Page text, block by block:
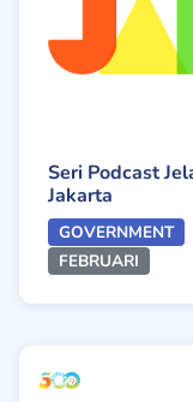
Seri Podcast
Jakarta
GOVERNMENT
FEBRUARI